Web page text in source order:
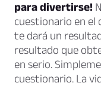
para divertirse!
cuestionario en el
te dará un
resultado que
en serio.
cuestionario. La